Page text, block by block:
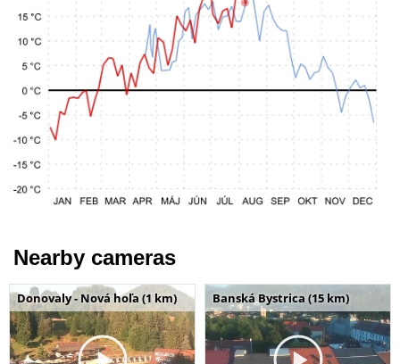
Nearby cameras
Donovaly - Nová hoľa (1 km) Banská Bystrica (15 km)